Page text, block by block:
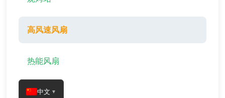
高风速风扇
热能风扇
中文 ▼